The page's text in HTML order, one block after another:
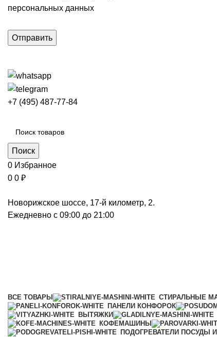
персональных данных
+7 (495) 487-77-84
Поиск
0 Избранное
0 0 ₽
Новорижское шоссе, 17-й километр, 2.
Ежедневно с 09:00 до 21:00
ВСЕ ТОВАРЫ СТИРАЛЬНЫЕ
ПАНЕЛИ КОНФОРОК
ВЫТЯЖКИ
КОФЕМАШИНЫ
ПОДОГРЕВАТЕЛИ ПОСУДЫ